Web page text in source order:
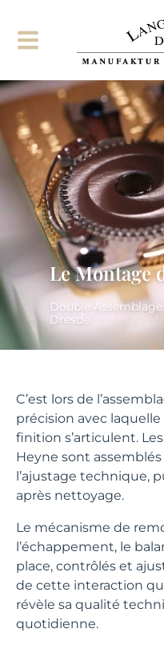
Le Montage
Double
Dresde
C’est lors de
précision avec
finition s’articulent.
Heyne sont
l’ajustage technique,
après nettoyage.
Le mécanisme de
l’échappement, le
place, contrôlés et
de cette interaction
révèle sa qualité
quotidienne.